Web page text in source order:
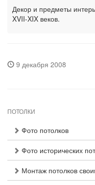
Декор и предметы
XVII-XIX веков.
9 декабря 2008
ПОТОЛКИ
Фото потолков
Фото исторических
Монтаж потолков